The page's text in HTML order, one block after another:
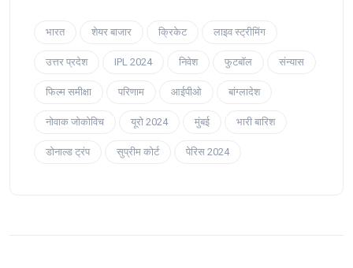
भारत शेयर बाजार क्रिकेट लाइव स्ट्रीमिंग
उत्तर प्रदेश IPL 2024 निवेश फुटबॉल संन्यास
फिल्म समीक्षा परिणाम आईपीओ बांग्लादेश
नोवाक जोकोविच यूरो 2024 मुंबई भारी बारिश
डोनाल्ड ट्रंप सुप्रीम कोर्ट पेरिस 2024